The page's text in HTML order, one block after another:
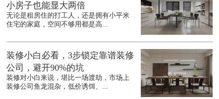
小房子也能显大两倍
无论是租房住的打工人，还是拥有小平米
住宅的家庭，空间不够用都是高...
装修小白必看，3步锁定靠谱装修
公司，避开90%的坑
装修对小白来说，堪比一场渡劫，市场上
装修公司鱼龙混杂，低价诱饵、...